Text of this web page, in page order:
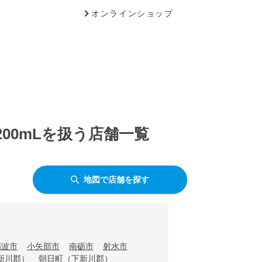
オンラインショップ
を扱う店舗一覧
地図で店舗を探す
市 小矢部市 南砺市
射水市
郡）
朝日町（下新川郡）